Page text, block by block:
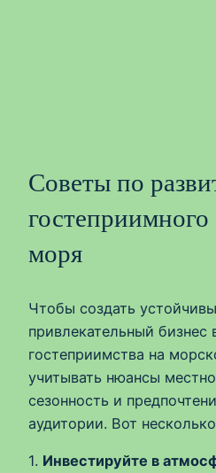
Советы по
гостеприимного
моря
Чтобы создать
привлекательный бизнес
гостеприимства на
учитывать нюансы
сезонность и
аудитории. Вот
1. Инвестируйте в